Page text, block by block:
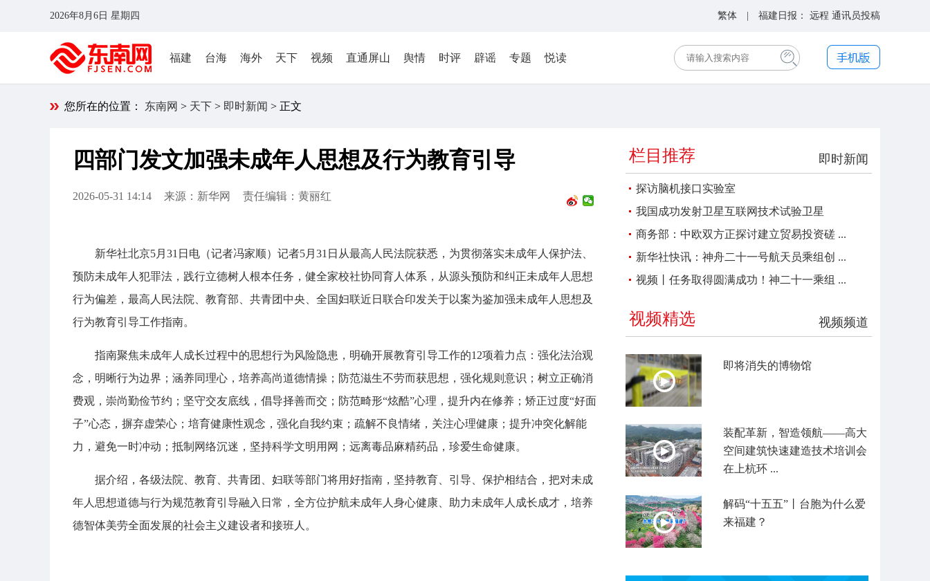
2026年8月6日 星期四 繁体 | 福建日报： 远程 通讯员投稿
福建 台海 海外 天下 视频 直通屏山 舆情 时评 辟谣 专题 悦读
您所在的位置： 东南网 > 天下 > 即时新闻 > 正文
四部门发文加强未成年人思想及行为教育引导
2026-05-31 14:14 来源：新华网 责任编辑：黄丽红
新华社北京5月31日电（记者冯家顺）记者5月31日从最高人民法院获悉，为贯彻落实未成年人保护法、
预防未成年人犯罪法，践行立德树人根本任务，健全家校社协同育人体系，从源头预防和纠正未成年人思想
行为偏差，最高人民法院、教育部、共青团中央、全国妇联近日联合印发关于以案为鉴加强未成年人思想及
行为教育引导工作指南。
指南聚焦未成年人成长过程中的思想行为风险隐患，明确开展教育引导工作的12项着力点：强化法治观
念，明晰行为边界；涵养同理心，培养高尚道德情操；防范滋生不劳而获思想，强化规则意识；树立正确消
费观，崇尚勤俭节约；坚守交友底线，倡导择善而交；防范畸形“炫酷”心理，提升内在修养；矫正过度“好面
子”心态，摒弃虚荣心；培育健康性观念，强化自我约束；疏解不良情绪，关注心理健康；提升冲突化解能
力，避免一时冲动；抵制网络沉迷，坚持科学文明用网；远离毒品麻精药品，珍爱生命健康。
据介绍，各级法院、教育、共青团、妇联等部门将用好指南，坚持教育、引导、保护相结合，把对未成
年人思想道德与行为规范教育引导融入日常，全方位护航未成年人身心健康、助力未成年人成长成才，培养
德智体美劳全面发展的社会主义建设者和接班人。
即时新闻
栏目推荐
探访脑机接口实验室
我国成功发射卫星互联网技术试验卫星
商务部：中欧双方正探讨建立贸易投资磋 ...
新华社快讯：神舟二十一号航天员乘组创 ...
视频丨任务取得圆满成功！神二十一乘组 ...
视频频道
视频精选
即将消失的博物馆
装配革新，智造领航——高大
空间建筑快速建造技术培训会
在上杭环 ...
解码“十五五”丨台胞为什么爱
来福建？